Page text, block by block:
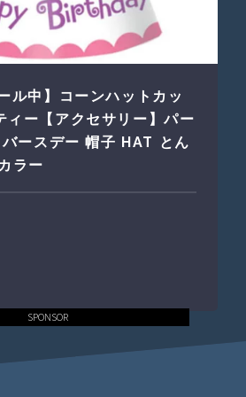
ル中】コーンハットカッ
ィー【アクセサリー】パー
ースデー 帽子 HAT とん
ラー
SPONSOR